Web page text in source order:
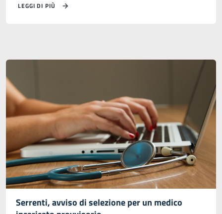
LEGGI DI PIÙ
Serrenti, avviso di selezione per un medico